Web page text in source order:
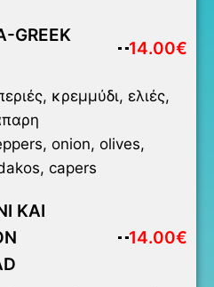
GREEK
14.00€
κρεμμύδι, ελιές,
onion, olives,
capers
ΚΑΙ
14.00€